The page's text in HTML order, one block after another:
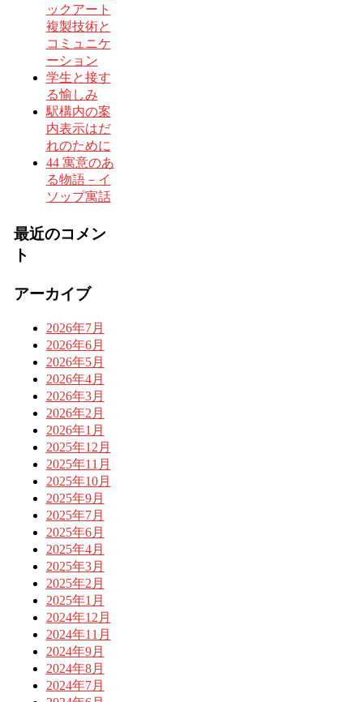
ックアート
複製技術と
コミュニケ
ーション
学生と接す
る愉しみ
駅構内の案
内表示はだ
れのために
44 寓意のあ
る物語－イ
ソップ寓話
最近のコメン
ト
アーカイブ
2026年7月
2026年6月
2026年5月
2026年4月
2026年3月
2026年2月
2026年1月
2025年12月
2025年11月
2025年10月
2025年9月
2025年7月
2025年6月
2025年4月
2025年3月
2025年2月
2025年1月
2024年12月
2024年11月
2024年9月
2024年8月
2024年7月